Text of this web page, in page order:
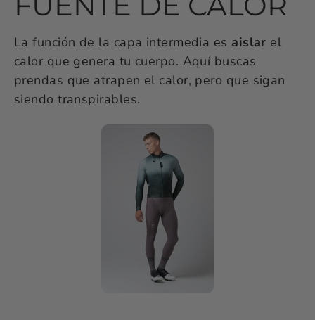
La función de la capa intermedia es aislar el
calor que genera tu cuerpo. Aquí buscas
prendas que atrapen el calor, pero que sigan
siendo transpirables.